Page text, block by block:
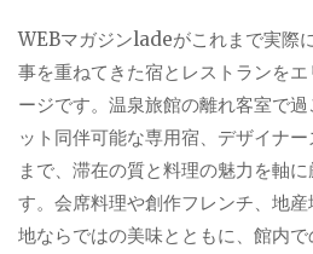
WEBマガジンladeがこれまで実際
事を重ねてきた宿とレストランを
ージです。温泉旅館の離れ客室で
ット同伴可能な専用宿、デザイナ
まで、滞在の質と料理の魅力を軸
す。会席料理や創作フレンチ、地
地ならではの美味とともに、館内